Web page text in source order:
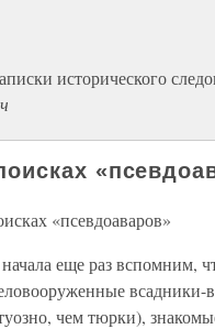
исторического
«псевдоаваров»
еще раз вспомним,
всадники-
чем тюрки),